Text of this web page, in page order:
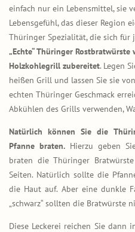
einfach nur ein Lebensmittel, sie
Lebensgefühl, das dieser Region
Thüringer Spezialität, die sich für
„Echte“ Thüringer
Holzkohlegrill zubereitet. Legen
heißen Grill und lassen Sie sie
echten Thüringer Geschmack
Abkühlen des Grills verwenden,
Natürlich können Sie die
Pfanne braten. Hierzu geben
braten die Thüringer
Seiten. Natürlich sollte die
die Haut auf. Aber eine dunkle
„schwarz“ sollten die Bratwürste
Diese Leckerei reichen Sie dann